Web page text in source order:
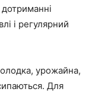
і регулярний
урожайна,
Для